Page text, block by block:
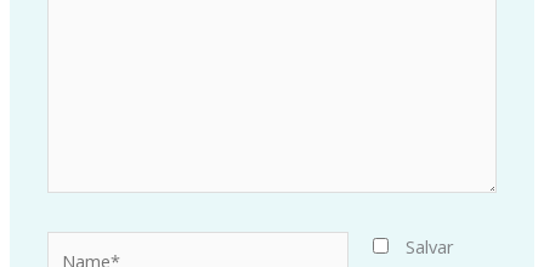
Salvar